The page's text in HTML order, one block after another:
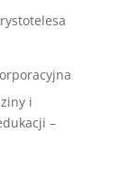
i
–